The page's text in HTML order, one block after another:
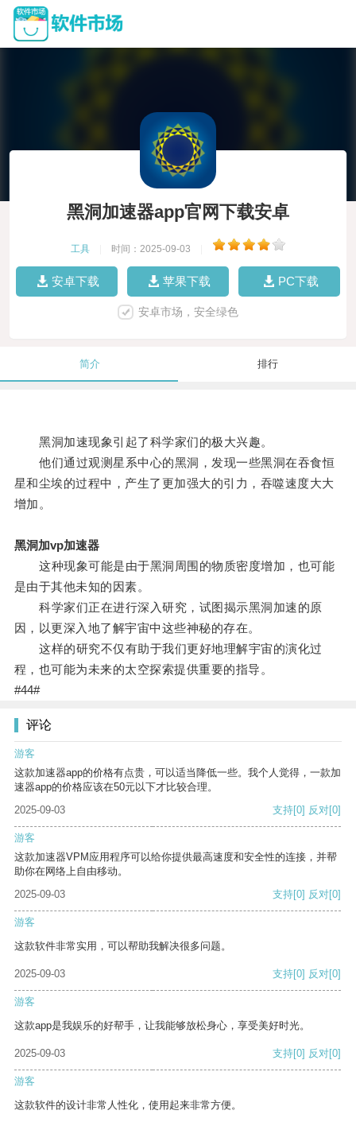
黑洞加速器app官网下载安卓
工具 时间：2025-09-03
安卓下载 苹果下载 PC下载
安卓市场，安全绿色
简介 排行
黑洞加速现象引起了科学家们的极大兴趣。
他们通过观测星系中心的黑洞，发现一些黑洞在吞食恒
星和尘埃的过程中，产生了更加强大的引力，吞噬速度大大
增加。
黑洞加vp加速器
这种现象可能是由于黑洞周围的物质密度增加，也可能
是由于其他未知的因素。
科学家们正在进行深入研究，试图揭示黑洞加速的原
因，以更深入地了解宇宙中这些神秘的存在。
这样的研究不仅有助于我们更好地理解宇宙的演化过
程，也可能为未来的太空探索提供重要的指导。
#44#
评论
游客
这款加速器app的价格有点贵，可以适当降低一些。我个人觉得，一款加
速器app的价格应该在50元以下才比较合理。
2025-09-03
支持[0] 反对[0]
游客
这款加速器VPM应用程序可以给你提供最高速度和安全性的连接，并帮
助你在网络上自由移动。
2025-09-03
支持[0] 反对[0]
游客
这款软件非常实用，可以帮助我解决很多问题。
2025-09-03 支持[0] 反对[0]
游客
这款app是我娱乐的好帮手，让我能够放松身心，享受美好时光。
2025-09-03 支持[0] 反对[0]
游客
这款软件的设计非常人性化，使用起来非常方便。